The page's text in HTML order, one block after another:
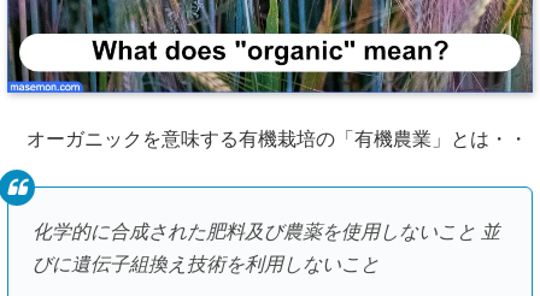
オーガニックを意味する有機栽培の「有機農業」とは・・
化学的に合成された肥料及び農薬を使用しないこと 並
びに遺伝子組換え技術を利用しないこと